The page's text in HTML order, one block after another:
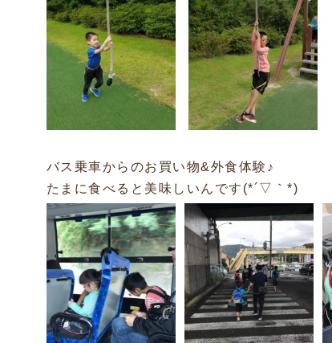
バス乗車からのお買い物&外食体験♪
たまに食べると美味しいんです(*´▽｀*)